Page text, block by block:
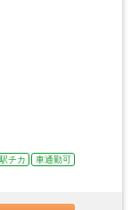
駅チカ
車通勤可